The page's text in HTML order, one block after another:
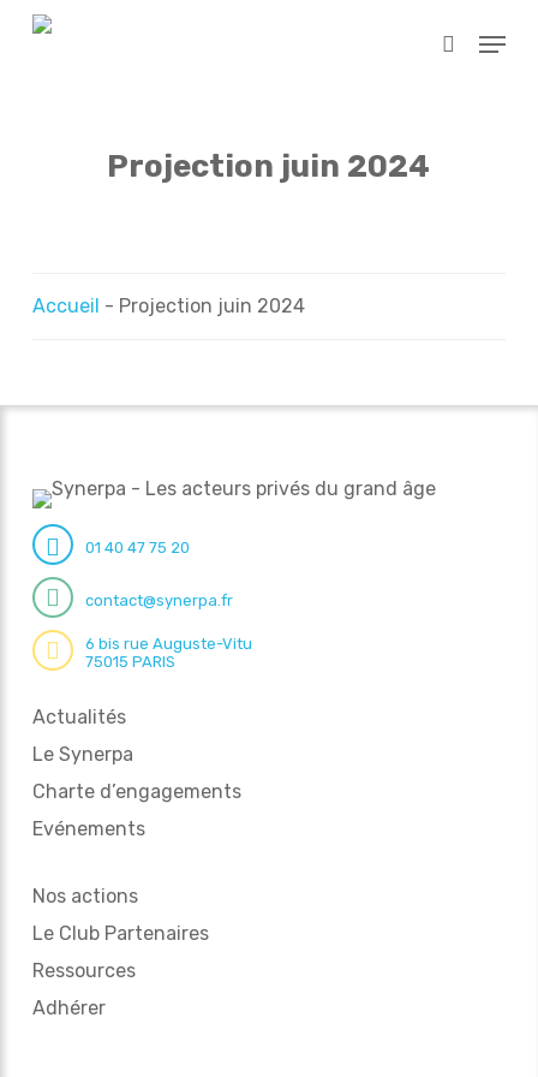
Skip
search
Menu
Projection juin 2024
Accueil - Projection juin 2024
01 40 47 75 20
contact@synerpa.fr
6 bis rue Auguste-Vitu
75015 PARIS
Actualités
Le Synerpa
Charte d’engagements
Evénements
Nos actions
Le Club Partenaires
Ressources
Adhérer